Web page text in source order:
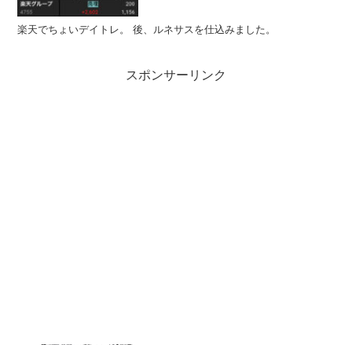
楽天でちょいデイトレ。 後、ルネサスを仕込みました。
スポンサーリンク